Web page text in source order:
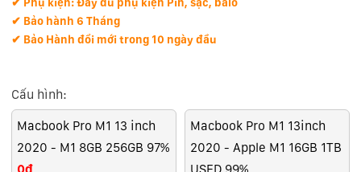
✔ Phụ kiện: Đầy đủ phụ kiện Pin, sạc, balo
✔ Bảo hành 6 Tháng
✔ Bảo Hành đổi mới trong 10 ngày đầu
Cấu hình:
Macbook Pro M1 13 inch
2020 - M1 8GB 256GB 97%
Macbook Pro M1 13inch
2020 - Apple M1 16GB 1TB